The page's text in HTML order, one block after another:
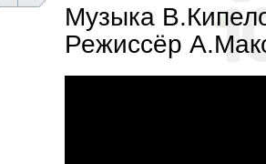
Музыка
Режиссёр